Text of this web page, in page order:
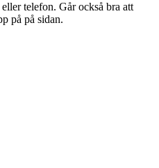
telefon. Går också bra att
på på sidan.